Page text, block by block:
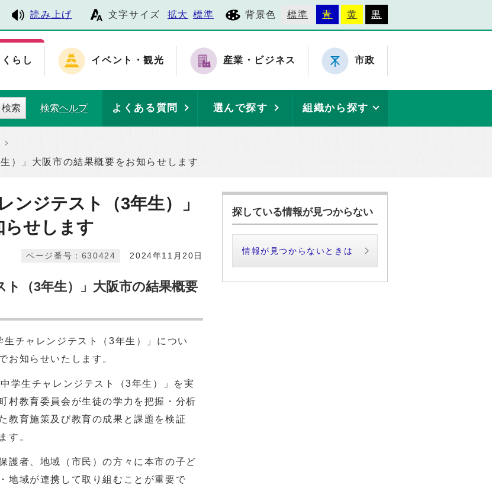
読み上げ 文字サイズ 拡大 標準 背景色 標準 青 黄 黒
くらし イベント・観光 産業・ビジネス 市政
検索 検索ヘルプ よくある質問 選んで探す 組織から探す
）」大阪市の結果概要をお知らせします
ンジテスト（3年生）」
らせします
2024年11月20日
ページ番号：630424
（3年生）」大阪市の結果概要
チャレンジテスト（3年生）」につい
お知らせいたします。
学生チャレンジテスト（3年生）」を実
村教育委員会が生徒の学力を把握・分析
教育施策及び教育の成果と課題を検証
す。
者、地域（市民）の方々に本市の子ど
地域が連携して取り組むことが重要で
探している情報が見つからない
情報が見つからないときは